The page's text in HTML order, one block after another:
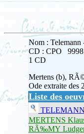
Nom :
CD : CPO
1 CD
Mertens (b),
Ode extraite
Liste des
MERTENS
RÃ‰MY